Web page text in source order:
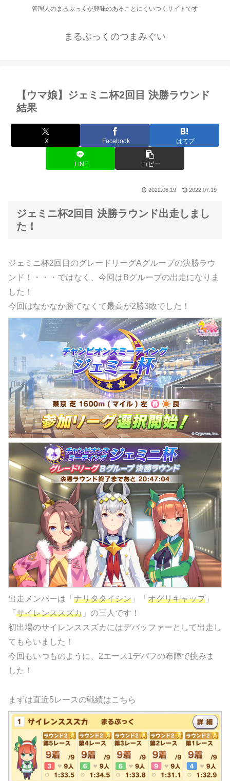
管理人のまるぶっくが興味のあることにくいつくサイトです
まるぶっくのつまみぐい
【ウマ娘】ジェミニ杯2回目 決勝ラウンド
結果
X Facebook はてブ
LINE コピー
2022.06.19 2022.07.19
ジェミニ杯2回目 決勝ラウンド出走しまし
た！
ジェミニ杯2回目のグレードリーグAグループの決勝ラウ
ンド！・・・ではなく、今回はBグループの出走になりま
した！
今回はなかなか勝てなくて最高が2勝3敗でした！
出走メンバーは「 ナリタタイシン 」「 オグリキャップ」
「 サイレンススズカ 」の三人です！
初出場のサイレンススズカにはデバッファーとして出走し
てもらいました！
今回もいつものように、2エース1デバフの布陣で挑みま
した！
まずは直近5レースの戦績はこちら